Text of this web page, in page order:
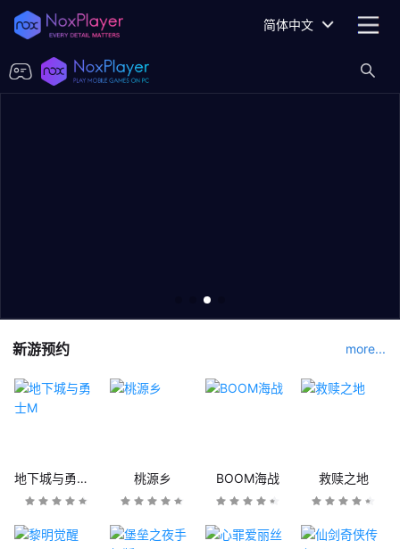
简体中文
新游预约 more...
地下城与勇士M 桃源乡 BOOM海战 救赎之地